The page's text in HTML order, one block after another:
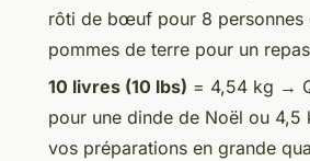
rôti de bœuf pour 8 personnes
pommes de terre pour un
10 livres (10 lbs) = 4,54 kg →
pour une dinde de Noël ou
vos préparations en grande